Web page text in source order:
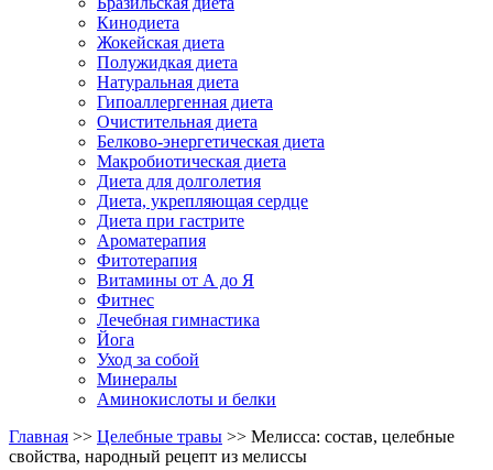
Кинодиета
Жокейская диета
Полужидкая диета
Натуральная диета
Гипоаллергенная диета
Очистительная диета
Белково-энергетическая диета
Макробиотическая диета
Диета для долголетия
Диета, укрепляющая сердце
Диета при гастрите
Ароматерапия
Фитотерапия
Витамины от А до Я
Фитнес
Лечебная гимнастика
Йога
Уход за собой
Минералы
Аминокислоты и белки
Главная >> Целебные травы >> Мелисса: состав, целебные
свойства, народный рецепт из мелиссы